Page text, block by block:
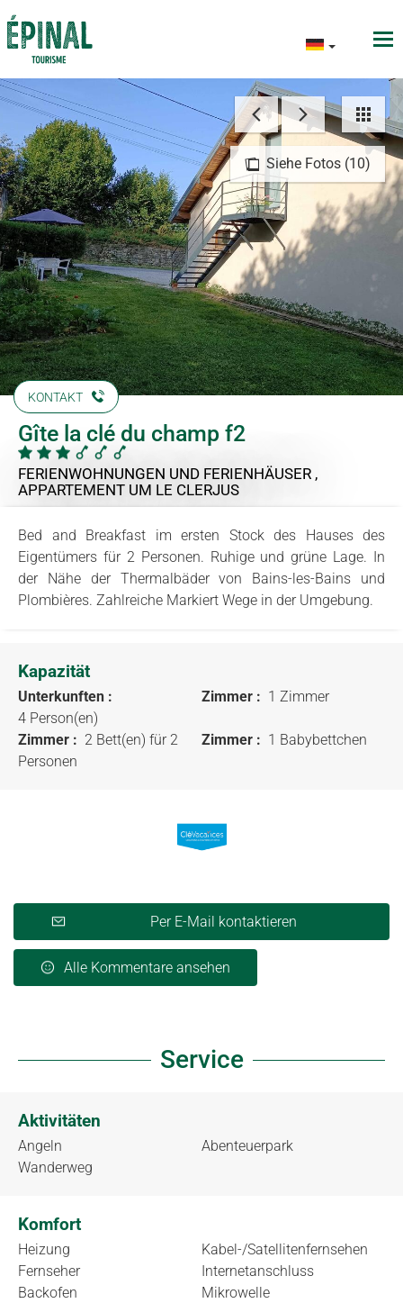
Siehe Fotos (10)
KONTAKT
Gîte la clé du champ f2
FERIENWOHNUNGEN UND FERIENHÄUSER ,
APPARTEMENT UM LE CLERJUS
Bed and Breakfast im ersten Stock des Hauses des
Eigentümers für 2 Personen. Ruhige und grüne Lage. In
der Nähe der Thermalbäder von Bains-les-Bains und
Plombières. Zahlreiche Markiert Wege in der Umgebung.
Kapazität
Unterkunften :
4 Person(en)
Zimmer : 1 Zimmer
Zimmer : 2 Bett(en) für 2
Personen
Zimmer : 1 Babybettchen
Per E-Mail kontaktieren
Alle Kommentare ansehen
Service
Aktivitäten
Angeln
Wanderweg
Abenteuerpark
Komfort
Heizung
Fernseher
Backofen
Kabel-/Satellitenfernsehen
Internetanschluss
Mikrowelle